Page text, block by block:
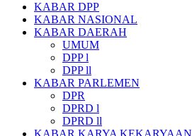
KABAR DPP
KABAR NASIONAL
KABAR DAERAH
UMUM
DPP l
DPP ll
KABAR PARLEMEN
DPR
DPRD l
DPRD ll
KABAR KARYA KEKARYAAN